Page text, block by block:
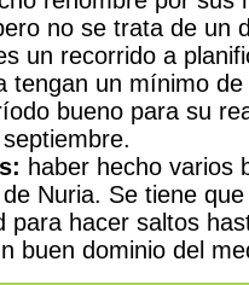
no se trata de un
un recorrido a
tengan un mínimo
bueno para su
haber hecho varios
Nuria. Se tiene
para hacer saltos
buen dominio del